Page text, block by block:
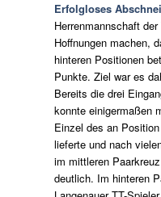
Erfolgloses
Herrenmannschaft
Hoffnungen machen,
hinteren Positionen
Punkte. Ziel war es
Bereits die drei
konnte einigermaßen
Einzel des an
lieferte und nach
im mittleren
deutlich. Im hinteren